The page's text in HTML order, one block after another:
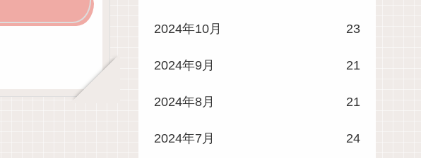
2024年10月 23
2024年9月 21
2024年8月 21
2024年7月 24